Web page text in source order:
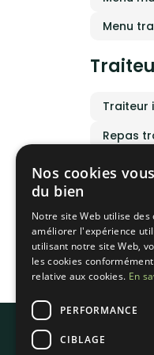
Menu
Traiteur
Repas
Traiteur
Traiteur
Nos cookies
du bien
Notre site Web utilise des
améliorer l'expérience
utilisant notre site Web,
les cookies
relative aux cookies. En
PERFORMANCE
CIBLAGE